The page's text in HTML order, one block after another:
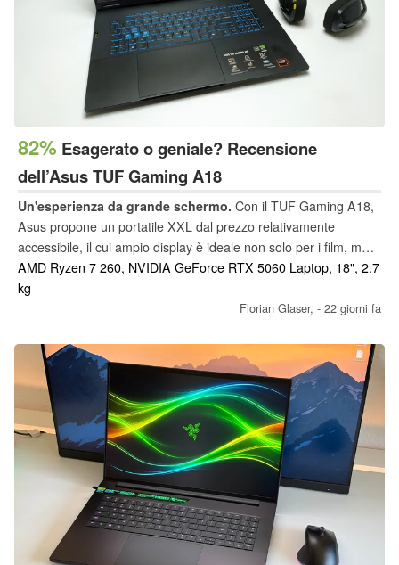
82% Esagerato o geniale? Recensione
dell’Asus TUF Gaming A18
Un'esperienza da grande schermo. Con il TUF Gaming A18,
Asus propone un portatile XXL dal prezzo relativamente
accessibile, il cui ampio display è ideale non solo per i film, ma
anche per i videogiochi. Abbiamo testato una configurazione
dotata di Ryzen 7 260 e GeForce RTX 5060 e l’abbiamo
confrontata con i più recenti modelli concorrenti da 18 pollici.
AMD Ryzen 7 260, NVIDIA GeForce RTX 5060 Laptop, 18", 2.7
kg
Florian Glaser, - 22 giorni fa